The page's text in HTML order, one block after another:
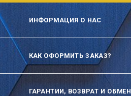
ИНФОРМАЦИЯ О НАС
КАК ОФОРМИТЬ ЗАКАЗ?
ГАРАНТИИ, ВОЗВРАТ И ОБМЕН